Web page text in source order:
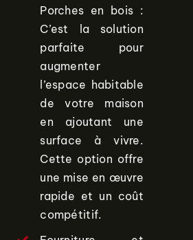
Porches en bois :
C’est la solution
parfaite pour
augmenter
l’espace habitable
de votre maison
en ajoutant une
surface à vivre.
Cette option offre
une mise en œuvre
rapide et un coût
compétitif.